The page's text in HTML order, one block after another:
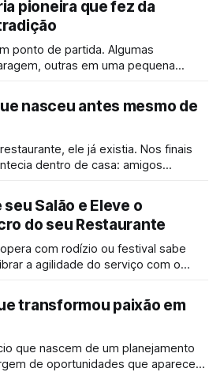
pioneira que fez da
ponto de partida. Algumas
outras em uma pequena
nasceu antes mesmo de
ele já existia. Nos finais
dentro de casa: amigos
Salão e Eleve o
do seu Restaurante
a agilidade do serviço com o
pode ser o diferencial para
do
transformou paixão em
que nascem de um planejamento
de oportunidades que aparecem